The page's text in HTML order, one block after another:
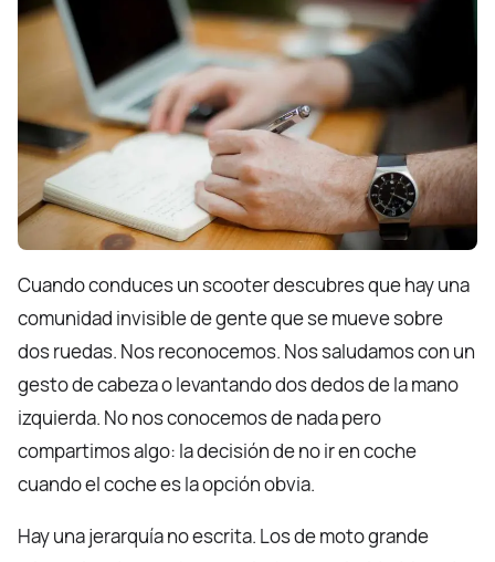
Cuando conduces un scooter descubres que hay una
comunidad invisible de gente que se mueve sobre
dos ruedas. Nos reconocemos. Nos saludamos con un
gesto de cabeza o levantando dos dedos de la mano
izquierda. No nos conocemos de nada pero
compartimos algo: la decisión de no ir en coche
cuando el coche es la opción obvia.
Hay una jerarquía no escrita. Los de moto grande